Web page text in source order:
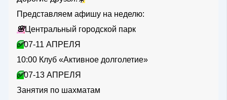
Представляем афишу на неделю:
🌸Центральный городской парк
✅07-11 АПРЕЛЯ
10:00 Клуб «Активное долголетие»
✅07-13 АПРЕЛЯ
Занятия по шахматам